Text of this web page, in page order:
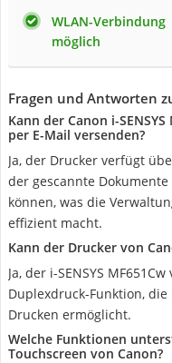
WLAN-Verbindung
möglich
Fragen und Antworten
Kann der Canon i-
per E-Mail versenden?
Ja, der Drucker verfügt
der gescannte
können, was die
effizient macht.
Kann der Drucker von
Ja, der i-SENSYS
Duplexdruck-Funktion,
Drucken ermöglicht.
Welche Funktionen
Touchscreen von Canon?